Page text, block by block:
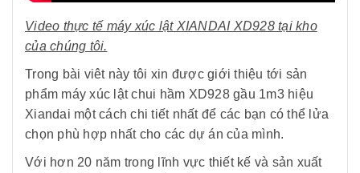
Video thực tế máy xúc lật XIANDAI XD928 tại kho
của chúng tôi.
Trong bài viêt này tôi xin được giới thiệu tới sản
phẩm máy xúc lật chui hầm XD928 gầu 1m3 hiệu
Xiandai một cách chi tiết nhất để các bạn có thể lửa
chọn phù hợp nhất cho các dự án của mình.
Với hơn 20 năm trong lĩnh vực thiết kế và sản xuất